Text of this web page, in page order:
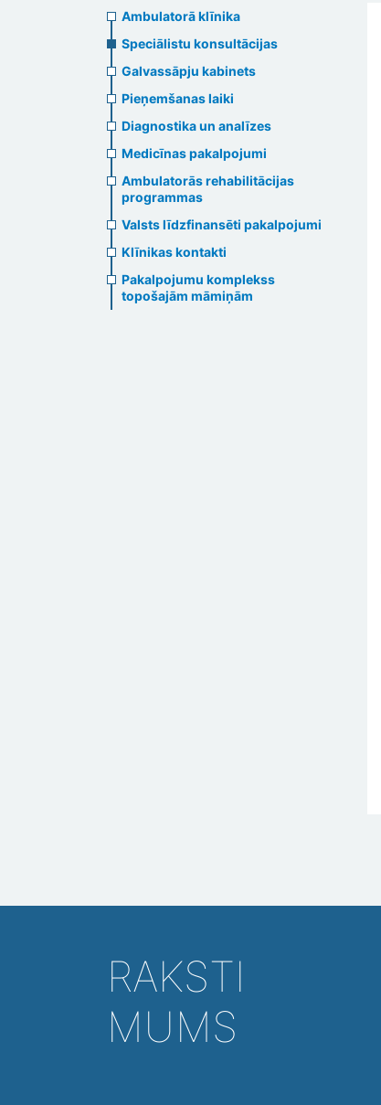
Ambulatory
clinic
menu
Ambulatorā klīnika
Speciālistu konsultācijas
Galvassāpju kabinets
Pieņemšanas laiki
Diagnostika un analīzes
Medicīnas pakalpojumi
Ambulatorās rehabilitācijas
programmas
Valsts līdzfinansēti pakalpojumi
Klīnikas kontakti
Pakalpojumu komplekss
topošajām māmiņām
RAKSTI
MUMS